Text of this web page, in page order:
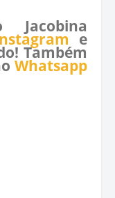
Jacobina
e
Também
Whatsapp